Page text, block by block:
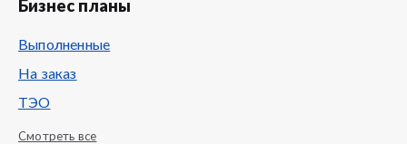
Бизнес планы
Выполненные
На заказ
ТЭО
Смотреть все